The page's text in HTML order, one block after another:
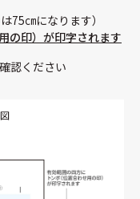
75㎝になります）
の印）が印字されます
認ください